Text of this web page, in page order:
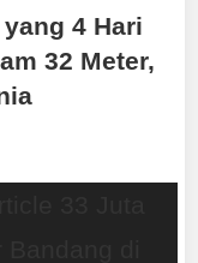
4 Hari
32 Meter,